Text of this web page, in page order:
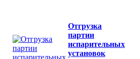
Отгрузка
партии
испарительных
установок